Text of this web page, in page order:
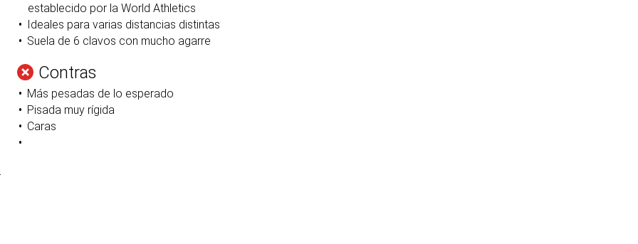
establecido por la World Athletics
Ideales para varias distancias distintas
Suela de 6 clavos con mucho agarre
Contras
Más pesadas de lo esperado
Pisada muy rígida
Caras